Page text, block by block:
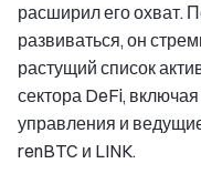
расширил его охват.
развиваться, он
растущий список
сектора DeFi,
управления и
renBTC и LINK.